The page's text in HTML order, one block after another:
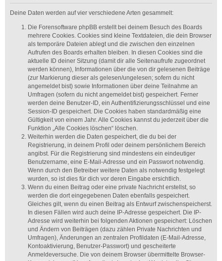
Deine Daten werden auf vier verschiedene Arten gesammelt:
Die Forensoftware phpBB erstellt bei deinem Besuch des Boards
mehrere Cookies. Cookies sind kleine Textdateien, die dein Browser
als temporäre Dateien ablegt und die zwischen den einzelnen
Aufrufen des Boards erhalten bleiben. In diesen Cookies sind die
aktuelle ID deiner Sitzung (damit dir alle Seitenaufrufe zugeordnet
werden können), Informationen über die von dir gelesenen Beiträge
(zur Markierung dieser als gelesen/ungelesen; sofern du nicht
angemeldet bist) sowie Informationen über deine Teilnahme an
Umfragen (sofern du nicht angemeldet bist) gespeichert. Ferner
werden deine Benutzer-ID, ein Authentifizierungsschlüssel und eine
Session-ID gespeichert. Die Cookies haben standardmäßig eine
Gültigkeit von einem Jahr. Alle Cookies kannst du jederzeit über die
Funktion „Alle Cookies löschen“ löschen.
Weiterhin werden die Daten gespeichert, die du bei der
Registrierung, in deinem Profil oder deinem persönlichem Bereich
angibst. Für die Registrierung sind mindestens ein eindeutiger
Benutzername, eine E-Mail-Adresse und ein Passwort notwendig.
Wenn durch den Betreiber weitere Daten als notwendig festgelegt
wurden, so ist dies für dich vor deren Eingabe ersichtlich.
Wenn du einen Beitrag oder eine private Nachricht erstellst, so
werden die dort eingegebenen Daten ebenfalls gespeichert.
Gleiches gilt, wenn du einen Beitrag als Entwurf zwischenspeicherst.
In diesen Fällen wird auch deine IP-Adresse gespeichert. Die IP-
Adresse wird weiterhin bei folgenden Aktionen gespeichert: Löschen
und Ändern von Beiträgen (dazu zählen Private Nachrichten und
Umfragen), Änderungen an zentralen Profildaten (E-Mail-Adresse,
Kontoaktivierung, Benutzer-Passwort) und gescheiterte
Anmeldeversuche. Die von deinem Browser übermittelte Browser-